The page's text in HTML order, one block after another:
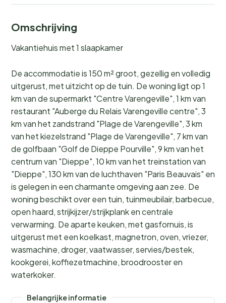
Omschrijving
Vakantiehuis met 1 slaapkamer
De accommodatie is 150 m² groot, gezellig en volledig
uitgerust, met uitzicht op de tuin. De woning ligt op 1
km van de supermarkt "Centre Varengeville", 1 km van
restaurant "Auberge du Relais Varengeville centre", 3
km van het zandstrand "Plage de Varengeville", 3 km
van het kiezelstrand "Plage de Varengeville", 7 km van
de golfbaan "Golf de Dieppe Pourville", 9 km van het
centrum van "Dieppe", 10 km van het treinstation van
"Dieppe", 130 km van de luchthaven "Paris Beauvais" en
is gelegen in een charmante omgeving aan zee. De
woning beschikt over een tuin, tuinmeubilair, barbecue,
open haard, strijkijzer/strijkplank en centrale
verwarming. De aparte keuken, met gasfornuis, is
uitgerust met een koelkast, magnetron, oven, vriezer,
wasmachine, droger, vaatwasser, servies/bestek,
kookgerei, koffiezetmachine, broodrooster en
waterkoker.
Belangrijke informatie